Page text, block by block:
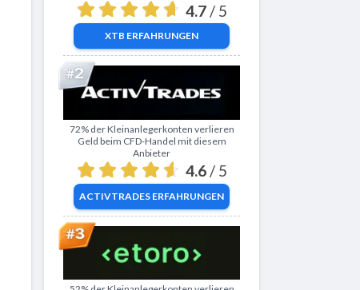
4.7 / 5
XTB ERFAHRUNGEN
Zu ActivTrades
72% der Kleinanlegerkonten verlieren
Geld beim CFD-Handel mit diesem
Anbieter
4.6 / 5
ACTIVTRADES ERFAHRUNGEN